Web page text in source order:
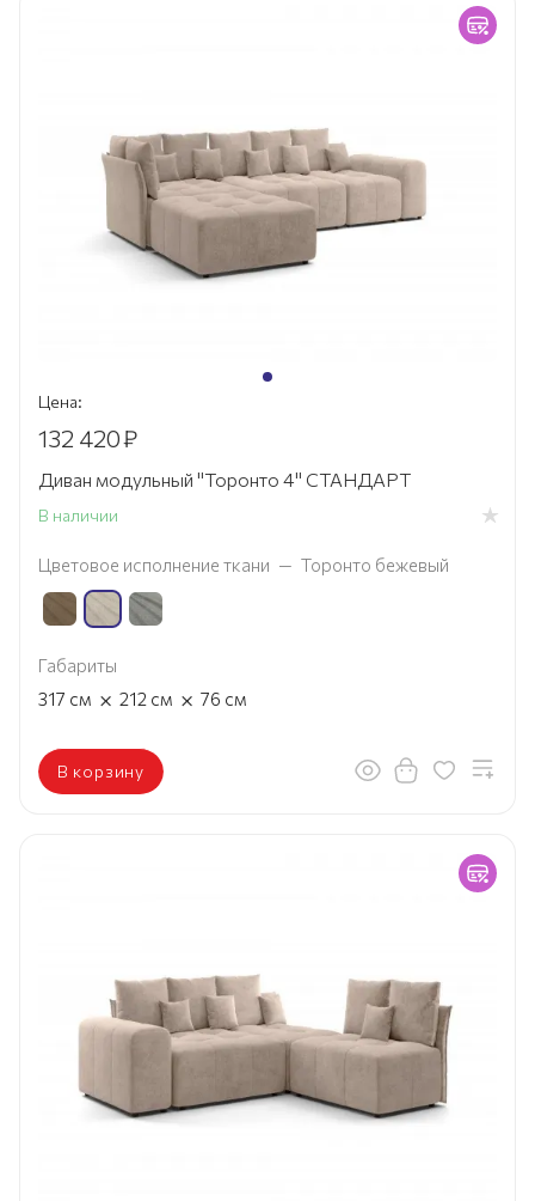
Цена:
132 420₽
Диван модульный "Торонто 4" СТАНДАРТ
В наличии
Цветовое исполнение ткани — Торонто бежевый
Габариты
317 см × 212 см × 76 см
В корзину